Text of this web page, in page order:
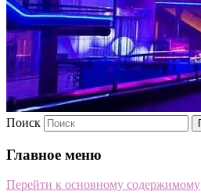
Поиск
Главное меню
Перейти к основному содержимому